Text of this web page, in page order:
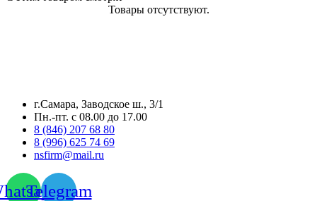
Товары отсутствуют.
г.Самара, Заводское ш., 3/1
Пн.-пт. с 08.00 до 17.00
8 (846) 207 68 80
8 (996) 625 74 69
nsfirm@mail.ru
Telegram